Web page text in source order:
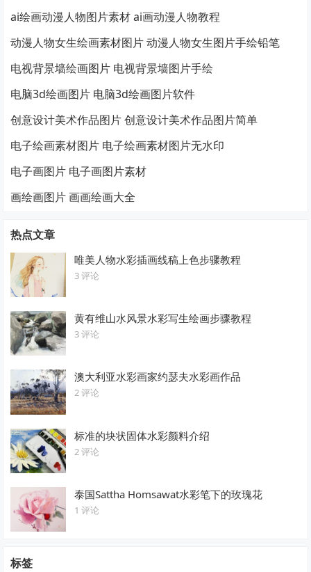
ai绘画动漫人物图片素材 ai画动漫人物教程
动漫人物女生绘画素材图片 动漫人物女生图片手绘铅笔
电视背景墙绘画图片 电视背景墙图片手绘
电脑3d绘画图片 电脑3d绘画图片软件
创意设计美术作品图片 创意设计美术作品图片简单
电子绘画素材图片 电子绘画素材图片无水印
电子画图片 电子画图片素材
画绘画图片 画画绘画大全
热点文章
唯美人物水彩插画线稿上色步骤教程
3 评论
黄有维山水风景水彩写生绘画步骤教程
3 评论
澳大利亚水彩画家约瑟夫水彩画作品
2 评论
标准的块状固体水彩颜料介绍
2 评论
泰国Sattha Homsawat水彩笔下的玫瑰花
1 评论
标签